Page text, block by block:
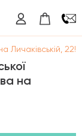
Личаківській, 22!
на